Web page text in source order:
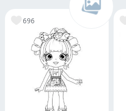
696